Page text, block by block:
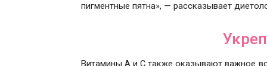
пигментные пятна», — рассказывает
Витамины А и С также оказывают важное